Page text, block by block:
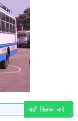
यहाँ क्लिक करे